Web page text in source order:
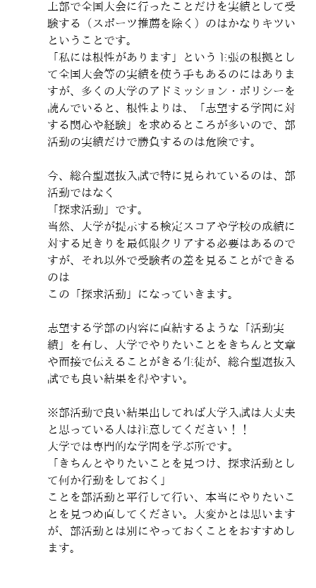
上部で全国大会に行ったことだけを実績として受
験する（スポーツ推薦を除く）のはかなりキツい
ということです。
「私には根性があります」という主張の根拠とし
て全国大会等の実績を使う手もあるのにはありま
すが、多くの大学のアドミッション・ポリシーを
読んでいると、根性よりは、「志望する学問に対
する関心や経験」を求めるところが多いので、部
活動の実績だけで勝負するのは危険です。
今、総合型選抜入試で特に見られているのは、部
活動ではなく
「探求活動」です。
当然、大学が提示する検定スコアや学校の成績に
対する足きりを最低限クリアする必要はあるので
すが、それ以外で受験者の差を見ることができる
のは
この「探求活動」になっていきます。
志望する学部の内容に直結するような「活動実
績」を有し、大学でやりたいことをきちんと文章
や面接で伝えることがきる生徒が、総合型選抜入
試でも良い結果を得やすい。
※部活動で良い結果出してれば大学入試は大丈夫
と思っている人は注意してください！！
大学では専門的な学問を学ぶ所です。
「きちんとやりたいことを見つけ、探求活動とし
て何か行動をしておく」
ことを部活動と平行して行い、本当にやりたいこ
とを見つめ直してください。大変かとは思います
が、部活動とは別にやっておくことをおすすめし
ます。